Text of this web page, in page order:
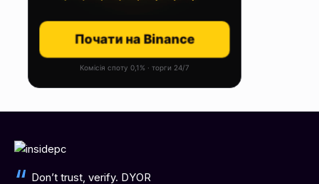
Почати на Binance
Комісія споту 0,1% · торги 24/7
Don’t trust, verify. DYOR